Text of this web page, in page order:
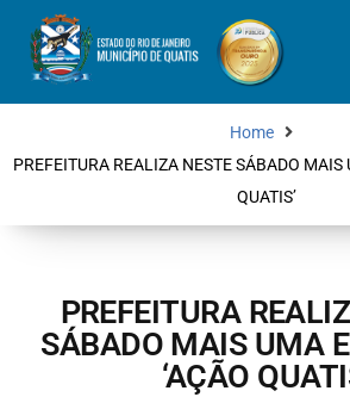
Home
PREFEITURA REALIZA NESTE SÁBADO MAIS
QUATIS’
PREFEITURA
SÁBADO MAIS UMA
‘AÇÃO